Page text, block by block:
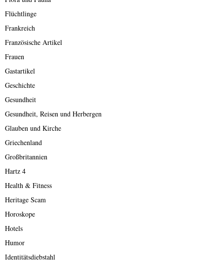
Flüchtlinge
Frankreich
Französische Artikel
Frauen
Gastartikel
Geschichte
Gesundheit
Gesundheit, Reisen und Herbergen
Glauben und Kirche
Griechenland
Großbritannien
Hartz 4
Health & Fitness
Heritage Scam
Horoskope
Hotels
Humor
Identitätsdiebstahl